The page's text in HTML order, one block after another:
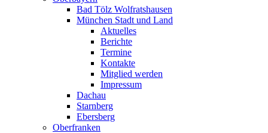
Bad Tölz Wolfratshausen
München Stadt und Land
Aktuelles
Berichte
Termine
Kontakte
Mitglied werden
Impressum
Dachau
Starnberg
Ebersberg
Oberfranken